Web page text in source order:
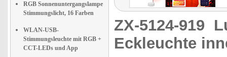
RGB Sonnenuntergangslampe
Stimmungslicht, 16 Farben
WLAN-USB-
Stimmungsleuchte mit RGB +
CCT-LEDs und App
ZX-5124-919
Eckleuchte